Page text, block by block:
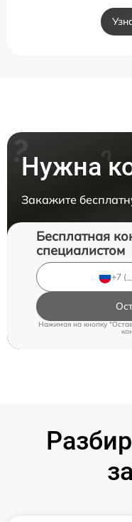
Нужна
Закажите
Бесплатная
специалистом
Нажимая на кнопку